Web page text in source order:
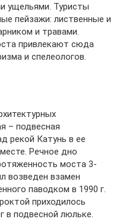
ущельями. Туристы
пейзажи: лиственные и
и травами.
привлекают сюда
и спелеологов.
– подвесная
рекой Катунь в ее
Речное дно
моста 3-
возведен взамен
паводком в 1990 г.
приходилось
в подвесной люльке.